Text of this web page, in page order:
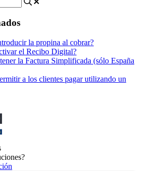
la propina al cobrar?
el Recibo Digital?
la Factura Simplificada (sólo España
a los clientes pagar utilizando un